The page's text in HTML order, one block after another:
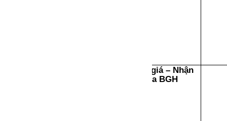
Đánh giá – Nhận
xét của BGH